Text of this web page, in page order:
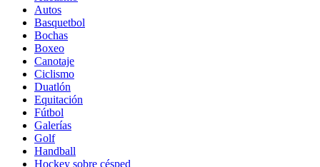
Autos
Basquetbol
Bochas
Boxeo
Canotaje
Ciclismo
Duatlón
Equitación
Fútbol
Galerías
Golf
Handball
Hockey sobre césped